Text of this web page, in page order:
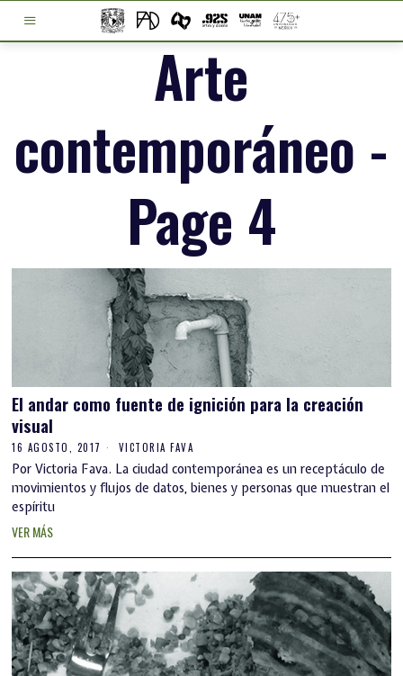
Arte
contemporáneo -
Page 4
El andar como fuente de ignición para la creación
visual
16 AGOSTO, 2017 VICTORIA FAVA
Por Victoria Fava. La ciudad contemporánea es un receptáculo de
movimientos y flujos de datos, bienes y personas que muestran el
espíritu
VER MÁS